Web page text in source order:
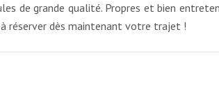
de grande qualité. Propres et bien
réserver dès maintenant votre trajet !